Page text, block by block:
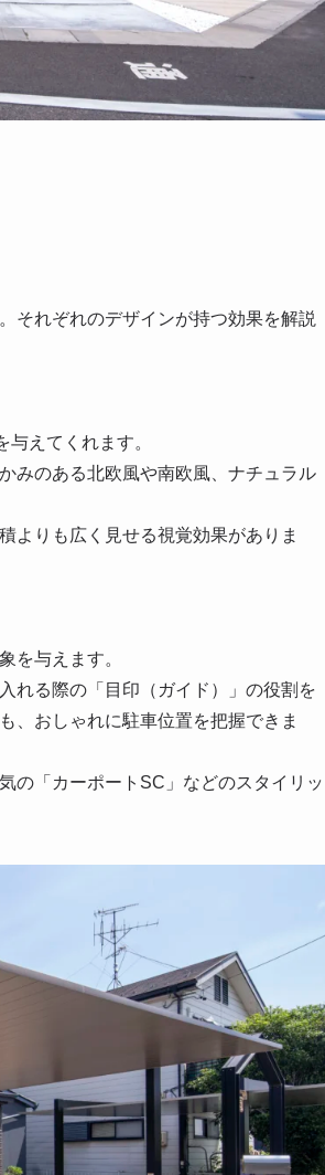
それぞれのデザインが持つ効果を解説
えてくれます。
みのある北欧風や南欧風、ナチュラル
よりも広く見せる視覚効果がありま
を与えます。
れる際の「目印（ガイド）」の役割を
、おしゃれに駐車位置を把握できま
の「カーポートSC」などのスタイリッ